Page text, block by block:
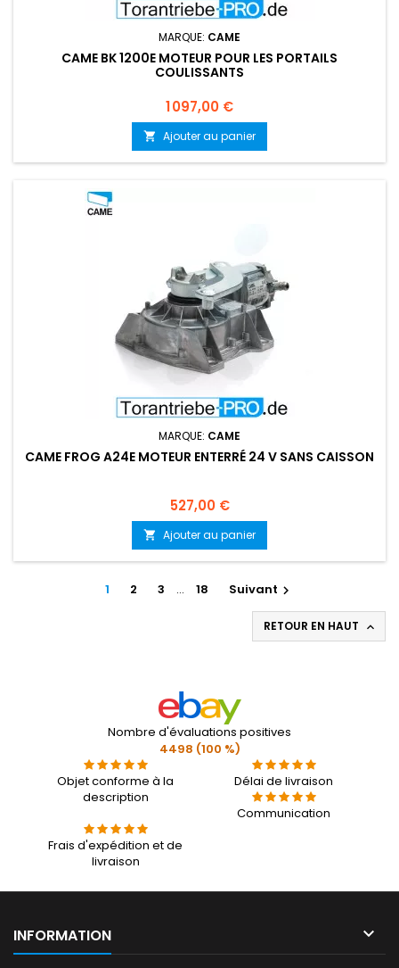
MARQUE: CAME
CAME BK 1200E MOTEUR POUR LES PORTAILS
COULISSANTS
Prix
1 097,00 €
 Ajouter au panier
MARQUE: CAME
CAME FROG A24E MOTEUR ENTERRÉ 24 V SANS CAISSON
Prix
527,00 €
 Ajouter au panier
1 2 3 … 18 Suivant 
RETOUR EN HAUT 
Nombre d'évaluations positives
4498 (100 %)
Objet conforme à la
description
Délai de livraison
Communication
Frais d'expédition et de
livraison
INFORMATION 